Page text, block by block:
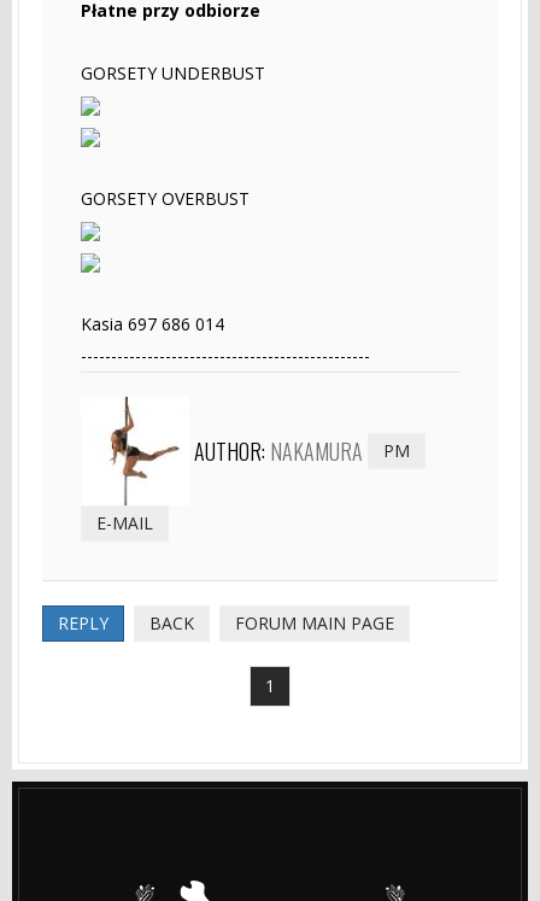
Płatne przy odbiorze
GORSETY UNDERBUST
GORSETY OVERBUST
Kasia 697 686 014
------------------------------------------------
AUTHOR: NAKAMURA PM
E-MAIL
REPLY BACK FORUM MAIN PAGE
1